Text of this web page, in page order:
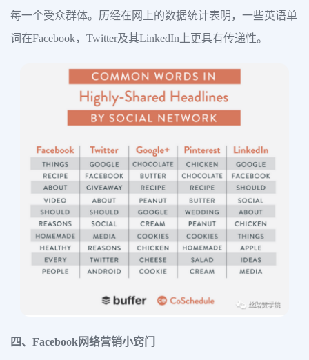
每一个受众群体。历经在网上的数据统计表明，一些英语单
词在Facebook，Twitter及其LinkedIn上更具有传递性。
四、Facebook网络营销小窍门